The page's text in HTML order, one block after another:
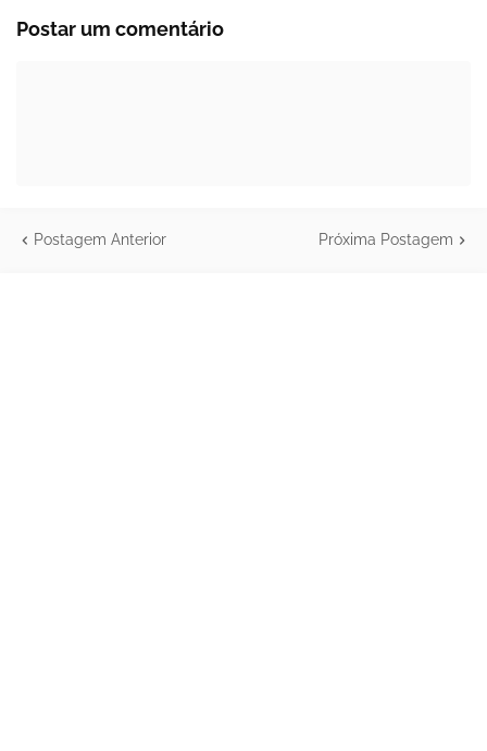
Postar um comentário
Postagem Anterior Próxima Postagem